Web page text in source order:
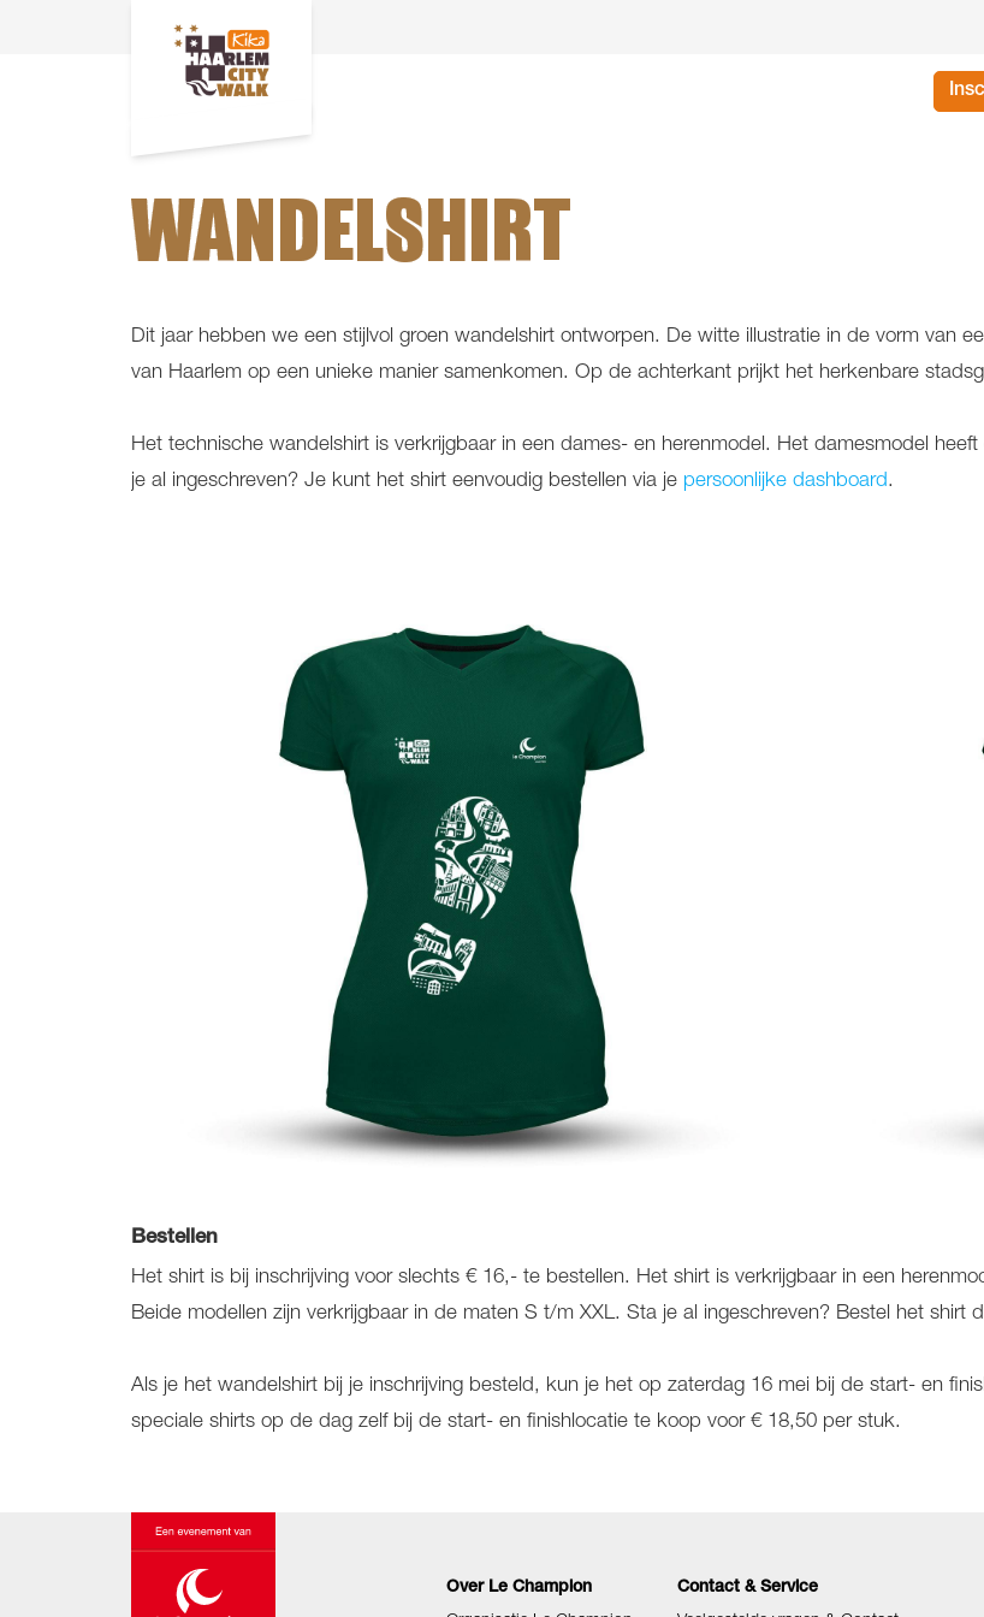
WANDELSHIRT
Dit jaar hebben we een stijlvol groen wandelshirt ontworpen. De witte illustratie in de vorm van
van Haarlem op een unieke manier samenkomen. Op de achterkant prijkt het herkenbare
Het technische wandelshirt is verkrijgbaar in een dames- en herenmodel. Het damesmodel
je al ingeschreven? Je kunt het shirt eenvoudig bestellen via je persoonlijke dashboard.
Bestellen
Het shirt is bij inschrijving voor slechts € 16,- te bestellen. Het shirt is verkrijgbaar in een
Beide modellen zijn verkrijgbaar in de maten S t/m XXL. Sta je al ingeschreven? Bestel het shirt
Als je het wandelshirt bij je inschrijving besteld, kun je het op zaterdag 16 mei bij de start- en
speciale shirts op de dag zelf bij de start- en finishlocatie te koop voor € 18,50 per stuk.
Over Le Champion Contact & Service